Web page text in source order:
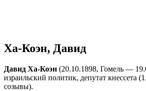
Ха-Коэн, Давид
Давид Ха-Коэн (20.10.1898, Гомель —
израильский политик, депутат кнессета
созывы).